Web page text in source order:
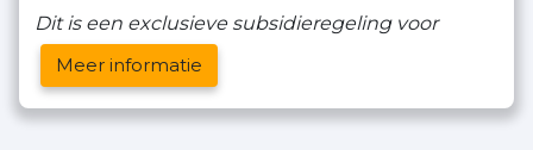
Dit is een exclusieve subsidieregeling voor
Meer informatie